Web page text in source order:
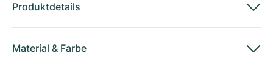
Produktdetails
Material & Farbe